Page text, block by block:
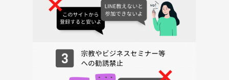
＋現地での飲食代です。（4000円程度かと）
遅刻したから安くなることはございませんのでご了承ください。
早い申し込みがお得ですー！🉐